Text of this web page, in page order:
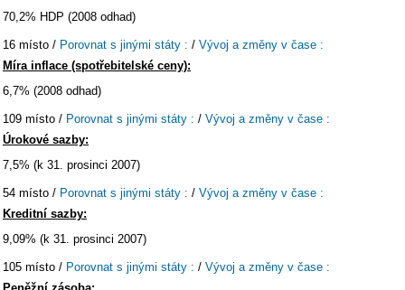
70,2% HDP (2008 odhad)
16 místo / Porovnat s jinými státy : / Vývoj a změny v čase :
Míra inflace (spotřebitelské ceny):
6,7% (2008 odhad)
109 místo / Porovnat s jinými státy : / Vývoj a změny v čase :
Úrokové sazby:
7,5% (k 31. prosinci 2007)
54 místo / Porovnat s jinými státy : / Vývoj a změny v čase :
Kreditní sazby:
9,09% (k 31. prosinci 2007)
105 místo / Porovnat s jinými státy : / Vývoj a změny v čase :